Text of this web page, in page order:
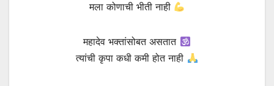
मला कोणाची भीती नाही
महादेव भक्तांसोबत असतात
त्यांची कृपा कधी कमी होत नाही